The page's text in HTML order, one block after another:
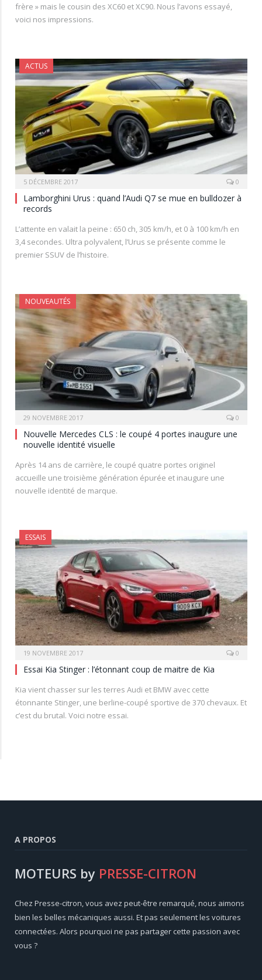
frère » mais le cousin des XC60 et XC90. Nous l’avons essayé,
voici nos impressions.
ACTUS
5 DÉCEMBRE 2017 0
Lamborghini Urus : quand l’Audi Q7 se mue en bulldozer à
records
L’attente en valait la peine : 650 ch, 305 km/h, et 0 à 100 km/h en
3,4 secondes. Ultra polyvalent, l’Urus se présente comme le
premier SSUV de l’histoire.
NOUVEAUTÉS
29 NOVEMBRE 2017 0
Nouvelle Mercedes CLS : le coupé 4 portes inaugure une
nouvelle identité visuelle
Après 14 ans de carrière, le coupé quatre portes originel
accueille une troisième génération épurée et inaugure une
nouvelle identité de marque.
ESSAIS
19 NOVEMBRE 2017 0
Essai Kia Stinger : l’étonnant coup de maitre de Kia
Kia vient chasser sur les terres Audi et BMW avec cette
étonnante Stinger, une berline-coupé sportive de 370 chevaux. Et
c’est du brutal. Voici notre essai.
A PROPOS
MOTEURS by PRESSE-CITRON
Chez Presse-citron, vous avez peut-être remarqué, nous aimons
bien les belles mécaniques aussi. Et pas seulement les voitures
connectées. Alors pourquoi ne pas partager cette passion avec
vous ?